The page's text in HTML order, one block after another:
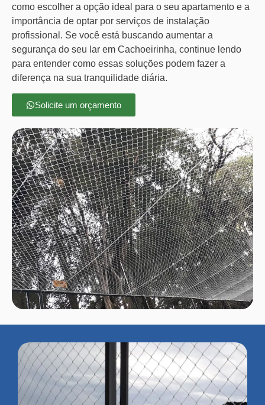
como escolher a opção ideal para o seu apartamento e a
importância de optar por serviços de instalação
profissional. Se você está buscando aumentar a
segurança do seu lar em Cachoeirinha, continue lendo
para entender como essas soluções podem fazer a
diferença na sua tranquilidade diária.
Solicite um orçamento